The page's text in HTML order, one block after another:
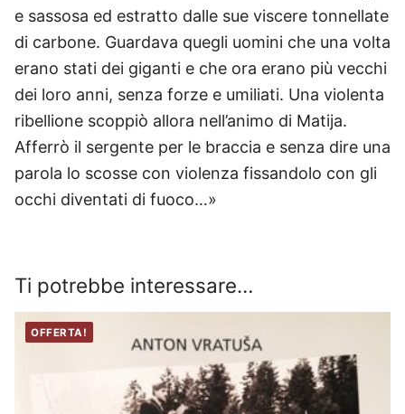
e sassosa ed estratto dalle sue viscere tonnellate
di carbone. Guardava quegli uomini che una volta
erano stati dei giganti e che ora erano più vecchi
dei loro anni, senza forze e umiliati. Una violenta
ribellione scoppiò allora nell’animo di Matija.
Afferrò il sergente per le braccia e senza dire una
parola lo scosse con violenza fissandolo con gli
occhi diventati di fuoco…»
Ti potrebbe interessare…
OFFERTA!